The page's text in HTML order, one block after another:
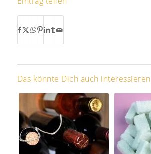
Das könnte Dich auch interessieren